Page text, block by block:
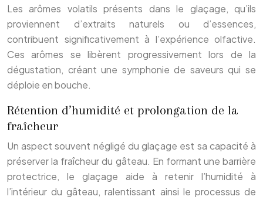
Les arômes volatils présents dans le glaçage, qu’ils
proviennent d’extraits naturels ou d’essences,
contribuent significativement à l’expérience olfactive.
Ces arômes se libèrent progressivement lors de la
dégustation, créant une symphonie de saveurs qui se
déploie en bouche.
Rétention d’humidité et prolongation de la
fraîcheur
Un aspect souvent négligé du glaçage est sa capacité à
préserver la fraîcheur du gâteau. En formant une barrière
protectrice, le glaçage aide à retenir l’humidité à
l’intérieur du gâteau, ralentissant ainsi le processus de